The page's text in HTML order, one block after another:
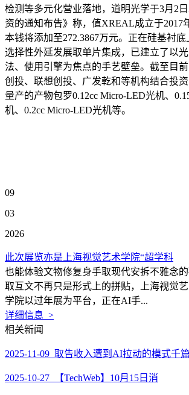
检测等多元化营业落地，道明光学于3月2
资的通知布告》称，值XREAL成立于2017
本钱将添加至272.3867万元。正在硅基衬
选择性外延发展取单片集成，已建立了以
法、使用引擎为焦点的手艺壁垒。截至目
创投、联想创投、广发乾和等机构结合投
量产的产物包罗0.12cc Micro-LED光机、
机、0.2cc Micro-LED光机等。
09
03
2026
此次展览亦是上海视觉艺术学院“超学科
也能体验文物修复身手取现代安拆不雅念
取互文不再只是形式上的拼贴，上海视觉
学院以过年展为平台，正在AI手...
详细信息 >
相关新闻
2025-11-09 取告收入遭到AI拉动的模式千
2025-10-27 【TechWeb】10月15日消